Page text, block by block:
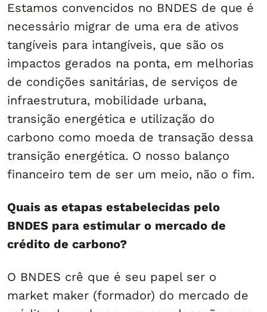
Estamos convencidos no BNDES de que é
necessário migrar de uma era de ativos
tangíveis para intangíveis, que são os
impactos gerados na ponta, em melhorias
de condições sanitárias, de serviços de
infraestrutura, mobilidade urbana,
transição energética e utilização do
carbono como moeda de transação dessa
transição energética. O nosso balanço
financeiro tem de ser um meio, não o fim.
Quais as etapas estabelecidas pelo
BNDES para estimular o mercado de
crédito de carbono?
O BNDES crê que é seu papel ser o
market maker (formador) do mercado de